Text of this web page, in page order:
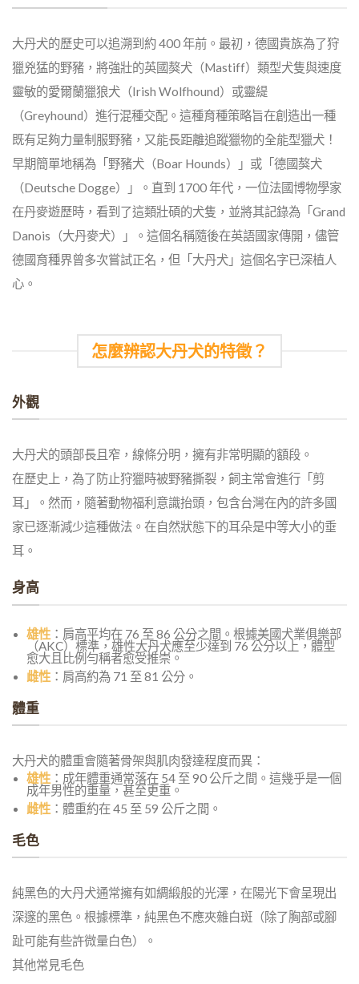
大丹犬的歷史可以追溯到約 400 年前。最初，德國貴族為了狩
獵兇猛的野豬，將強壯的英國獒犬（Mastiff）類型犬隻與速度
靈敏的愛爾蘭獵狼犬（Irish Wolfhound）或靈緹
（Greyhound）進行混種交配。這種育種策略旨在創造出一種
既有足夠力量制服野豬，又能長距離追蹤獵物的全能型獵犬！
早期簡單地稱為「野豬犬（Boar Hounds）」或「德國獒犬
（Deutsche Dogge）」。直到 1700 年代，一位法國博物學家
在丹麥遊歷時，看到了這類壯碩的犬隻，並將其記錄為「Grand
Danois（大丹麥犬）」。這個名稱隨後在英語國家傳開，儘管
德國育種界曾多次嘗試正名，但「大丹犬」這個名字已深植人
心。
怎麼辨認大丹犬的特徵？
外觀
大丹犬的頭部長且窄，線條分明，擁有非常明顯的額段。
在歷史上，為了防止狩獵時被野豬撕裂，飼主常會進行「剪
耳」。然而，隨著動物福利意識抬頭，包含台灣在內的許多國
家已逐漸減少這種做法。在自然狀態下的耳朵是中等大小的垂
耳。
身高
雄性 ：肩高平均在 76 至 86 公分之間。根據美國犬業俱樂部
（AKC）標準，雄性大丹犬應至少達到 76 公分以上，體型
愈大且比例勻稱者愈受推崇。
雌性 ：肩高約為 71 至 81 公分。
體重
大丹犬的體重會隨著骨架與肌肉發達程度而異：
雄性 ：成年體重通常落在 54 至 90 公斤之間。這幾乎是一個
成年男性的重量，甚至更重。
雌性 ：體重約在 45 至 59 公斤之間。
毛色
純黑色的大丹犬通常擁有如綢緞般的光澤，在陽光下會呈現出
深邃的黑色。根據標準，純黑色不應夾雜白斑（除了胸部或腳
趾可能有些許微量白色）。
其他常見毛色